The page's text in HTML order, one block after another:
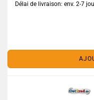
Délai de livraison: env. 2-7